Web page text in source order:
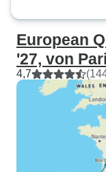
European
'27, von
4,7